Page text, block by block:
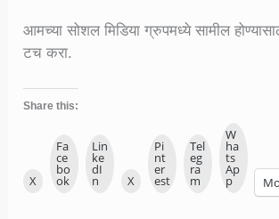
आमच्या सोशल मिडिया ग्रुपमध्ये सामील
टच करा.
Share this:
X
Fa
ce
bo
ok
Lin
ke
dI
n X
Pi
nt
er
est
Tel
eg
ra
m
W
ha
ts
Ap
p